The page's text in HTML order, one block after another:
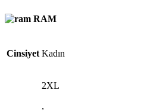
RAM
Cinsiyet Kadın
2XL
,